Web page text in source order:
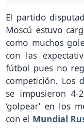
El partido
Moscú estuvo
como muchos
con las
fútbol pues no
competición. Los
se impusieron
‘golpear’ en los
con el Mundial